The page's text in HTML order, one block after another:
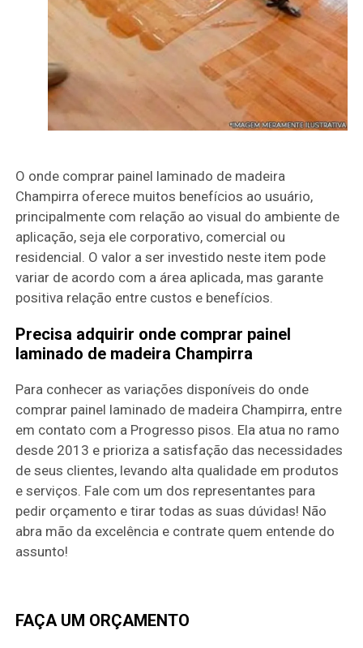
O onde comprar painel laminado de madeira
Champirra oferece muitos benefícios ao usuário,
principalmente com relação ao visual do ambiente de
aplicação, seja ele corporativo, comercial ou
residencial. O valor a ser investido neste item pode
variar de acordo com a área aplicada, mas garante
positiva relação entre custos e benefícios.
Precisa adquirir onde comprar painel
laminado de madeira Champirra
Para conhecer as variações disponíveis do onde
comprar painel laminado de madeira Champirra, entre
em contato com a Progresso pisos. Ela atua no ramo
desde 2013 e prioriza a satisfação das necessidades
de seus clientes, levando alta qualidade em produtos
e serviços. Fale com um dos representantes para
pedir orçamento e tirar todas as suas dúvidas! Não
abra mão da excelência e contrate quem entende do
assunto!
FAÇA UM ORÇAMENTO